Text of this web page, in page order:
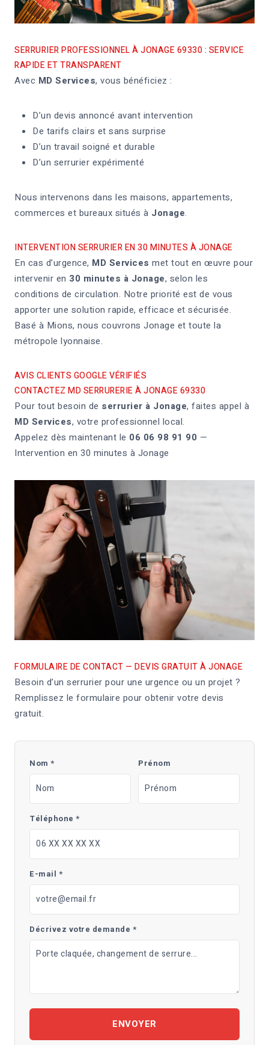
SERRURIER PROFESSIONNEL À JONAGE 69330 : SERVICE
RAPIDE ET TRANSPARENT
Avec MD Services, vous bénéficiez :
D’un devis annoncé avant intervention
De tarifs clairs et sans surprise
D’un travail soigné et durable
D’un serrurier expérimenté
Nous intervenons dans les maisons, appartements,
commerces et bureaux situés à Jonage.
INTERVENTION SERRURIER EN 30 MINUTES À JONAGE
En cas d’urgence, MD Services met tout en œuvre pour
intervenir en 30 minutes à Jonage, selon les
conditions de circulation. Notre priorité est de vous
apporter une solution rapide, efficace et sécurisée.
Basé à Mions, nous couvrons Jonage et toute la
métropole lyonnaise.
AVIS CLIENTS GOOGLE VÉRIFIÉS
CONTACTEZ MD SERRURERIE À JONAGE 69330
Pour tout besoin de serrurier à Jonage, faites appel à
MD Services, votre professionnel local.
Appelez dès maintenant le 06 06 98 91 90 —
Intervention en 30 minutes à Jonage
FORMULAIRE DE CONTACT — DEVIS GRATUIT À JONAGE
Besoin d’un serrurier pour une urgence ou un projet ?
Remplissez le formulaire pour obtenir votre devis
gratuit.
Nom * Prénom
Téléphone *
E-mail *
Décrivez votre demande *
ENVOYER